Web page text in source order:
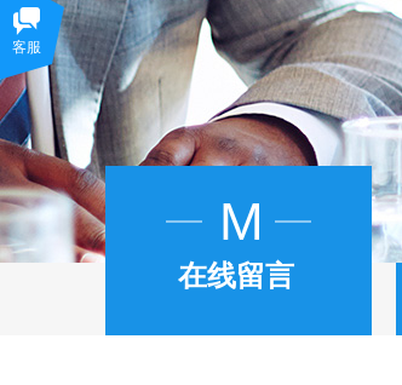
M
在线留言
客服